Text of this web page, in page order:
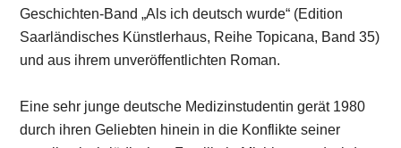
Geschichten-Band „Als ich deutsch wurde“ (Edition
Saarländisches Künstlerhaus, Reihe Topicana, Band 35)
und aus ihrem unveröffentlichten Roman.
Eine sehr junge deutsche Medizinstudentin gerät 1980
durch ihren Geliebten hinein in die Konflikte seiner